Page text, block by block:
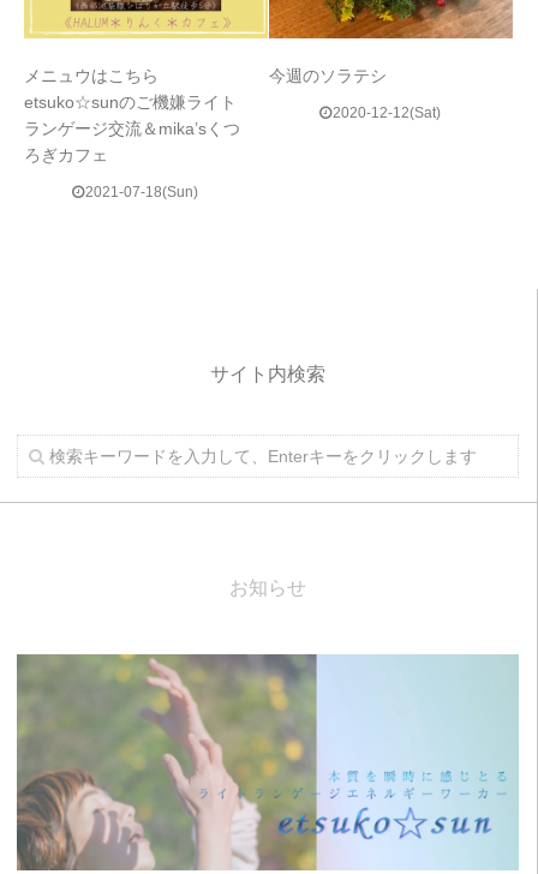
メニュウはこちら
etsuko☆sunのご機嫌ライト
ランゲージ交流＆mika’sくつ
ろぎカフェ
2021-07-18(Sun)
今週のソラテシ
2020-12-12(Sat)
サイト内検索
お知らせ